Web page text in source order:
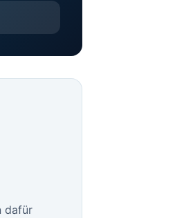
dafür